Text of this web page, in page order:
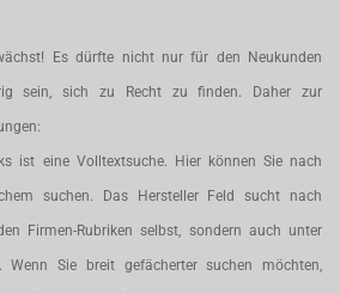
Es dürfte nicht nur für den Neukunden
sein, sich zu Recht zu finden. Daher zur
ist eine Volltextsuche. Hier können Sie nach
suchen. Das Hersteller Feld sucht nach
Firmen-Rubriken selbst, sondern auch unter
Wenn Sie breit gefächerter suchen möchten,